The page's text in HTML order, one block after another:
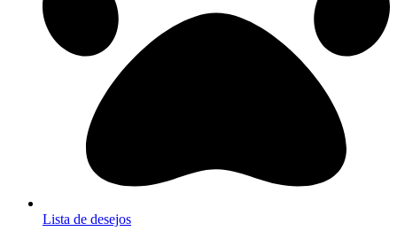
Lista de desejos